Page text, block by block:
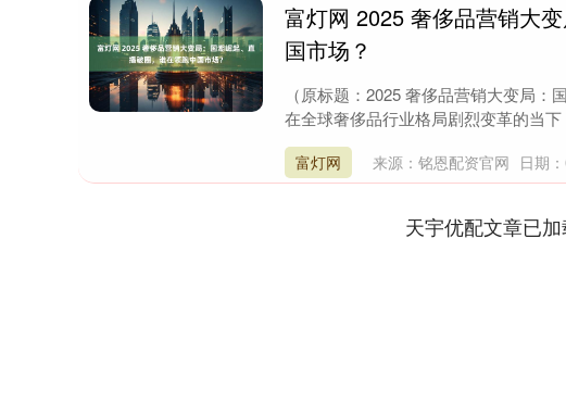
富灯网 2025 奢侈品营销大
国市场？
（原标题：2025 奢侈品营销大变局：
在全球奢侈品行业格局剧烈变革的当
富灯网 来源：铭恩配资官网 日期
天宇优配文章已